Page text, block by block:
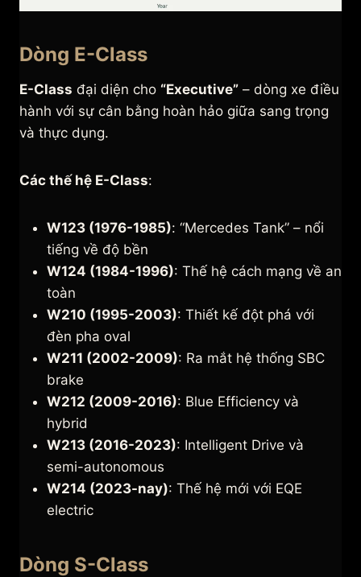
Dòng E-Class
E-Class đại diện cho “Executive” – dòng xe điều
hành với sự cân bằng hoàn hảo giữa sang trọng
và thực dụng.
Các thế hệ E-Class:
W123 (1976-1985): “Mercedes Tank” – nổi
tiếng về độ bền
W124 (1984-1996): Thế hệ cách mạng về an
toàn
W210 (1995-2003): Thiết kế đột phá với
đèn pha oval
W211 (2002-2009): Ra mắt hệ thống SBC
brake
W212 (2009-2016): Blue Efficiency và
hybrid
W213 (2016-2023): Intelligent Drive và
semi-autonomous
W214 (2023-nay): Thế hệ mới với EQE
electric
Dòng S-Class